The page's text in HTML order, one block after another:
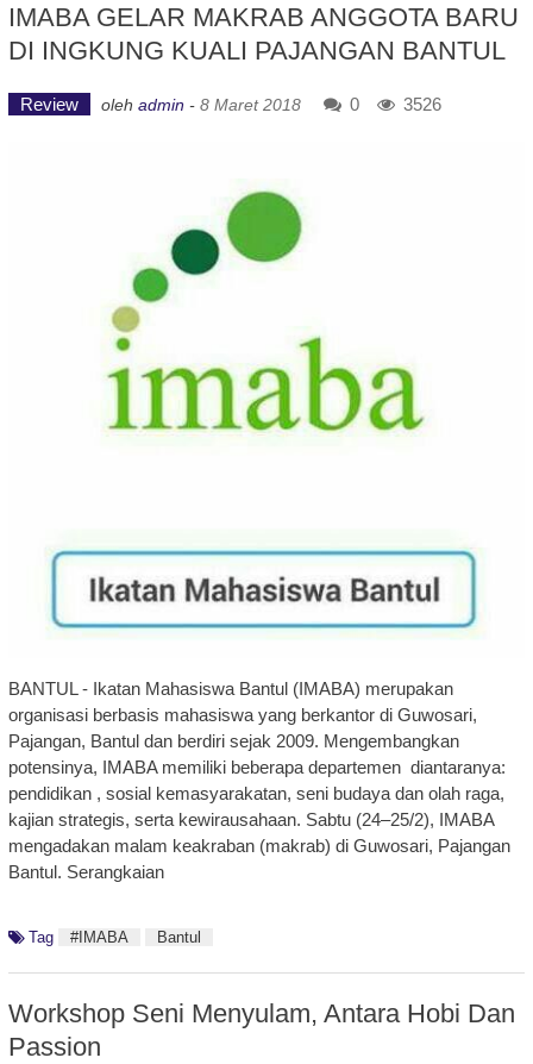
IMABA GELAR MAKRAB ANGGOTA BARU
DI INGKUNG KUALI PAJANGAN BANTUL
Review oleh admin - 8 Maret 2018 0 3526
BANTUL - Ikatan Mahasiswa Bantul (IMABA) merupakan
organisasi berbasis mahasiswa yang berkantor di Guwosari,
Pajangan, Bantul dan berdiri sejak 2009. Mengembangkan
potensinya, IMABA memiliki beberapa departemen diantaranya:
pendidikan , sosial kemasyarakatan, seni budaya dan olah raga,
kajian strategis, serta kewirausahaan. Sabtu (24–25/2), IMABA
mengadakan malam keakraban (makrab) di Guwosari, Pajangan
Bantul. Serangkaian
Tag #IMABA Bantul
Workshop Seni Menyulam, Antara Hobi Dan
Passion